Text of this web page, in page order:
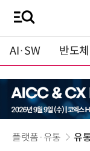
AI·SW 반도체
플랫폼·유통 유